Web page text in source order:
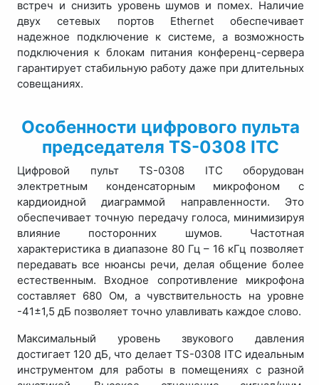
встреч и снизить уровень шумов и помех. Наличие
двух сетевых портов Ethernet обеспечивает
надежное подключение к системе, а возможность
подключения к блокам питания конференц-сервера
гарантирует стабильную работу даже при длительных
совещаниях.
Особенности цифрового пульта
председателя TS-0308 ITC
Цифровой пульт TS-0308 ITC оборудован
электретным конденсаторным микрофоном с
кардиоидной диаграммой направленности. Это
обеспечивает точную передачу голоса, минимизируя
влияние посторонних шумов. Частотная
характеристика в диапазоне 80 Гц – 16 кГц позволяет
передавать все нюансы речи, делая общение более
естественным. Входное сопротивление микрофона
составляет 680 Ом, а чувствительность на уровне
-41±1,5 дБ позволяет точно улавливать каждое слово.
Максимальный уровень звукового давления
достигает 120 дБ, что делает TS-0308 ITC идеальным
инструментом для работы в помещениях с разной